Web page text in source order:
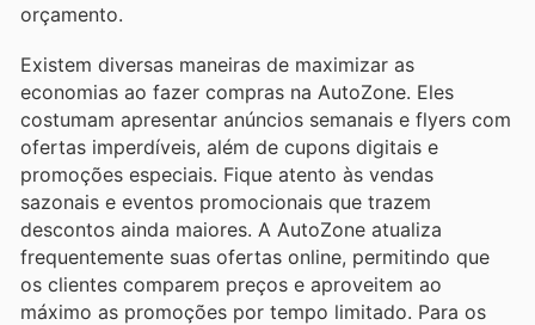
orçamento.
Existem diversas maneiras de maximizar as
economias ao fazer compras na AutoZone. Eles
costumam apresentar anúncios semanais e flyers com
ofertas imperdíveis, além de cupons digitais e
promoções especiais. Fique atento às vendas
sazonais e eventos promocionais que trazem
descontos ainda maiores. A AutoZone atualiza
frequentemente suas ofertas online, permitindo que
os clientes comparem preços e aproveitem ao
máximo as promoções por tempo limitado. Para os